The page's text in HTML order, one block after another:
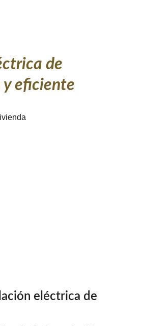
de
y eficiente
eléctrica de